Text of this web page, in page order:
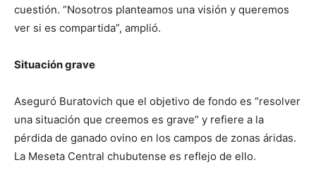
cuestión. “Nosotros planteamos una visión y queremos
ver si es compartida”, amplió.
Situación grave
Aseguró Buratovich que el objetivo de fondo es “resolver
una situación que creemos es grave” y refiere a la
pérdida de ganado ovino en los campos de zonas áridas.
La Meseta Central chubutense es reflejo de ello.